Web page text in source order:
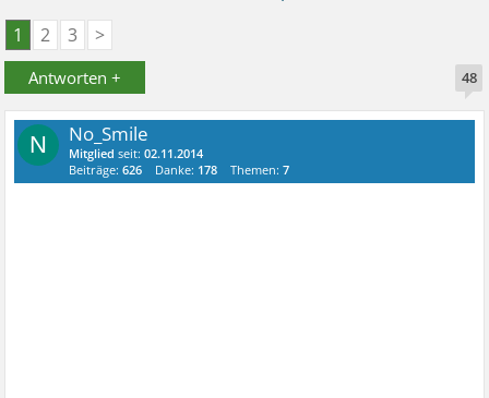
1
2 3 >
Antworten + 48
N No_Smile
Mitglied seit:02.11.2014
Beiträge:626 Danke: 178 Themen:7